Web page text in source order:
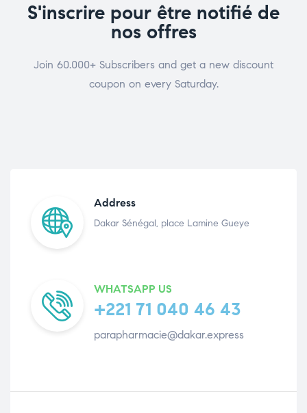
S'inscrire pour être notifié de
nos offres
Join 60.000+ Subscribers and get a new discount
coupon on every Saturday.
Address
Dakar Sénégal, place Lamine Gueye
WHATSAPP US
+221 71 040 46 43
parapharmacie@dakar.express